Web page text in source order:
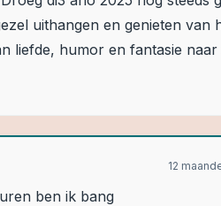
uithangen en genieten van
liefde, humor en fantasie
12
ben ik bang